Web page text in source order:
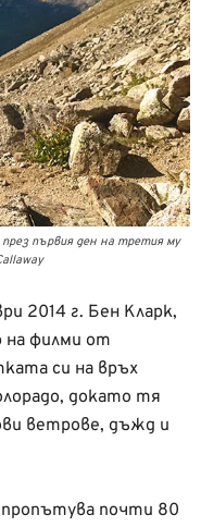
първия ден на третия му
2014 г. Бен Кларк,
на филми от
си на връх
докато тя
ветрове, дъжд и
почти 80